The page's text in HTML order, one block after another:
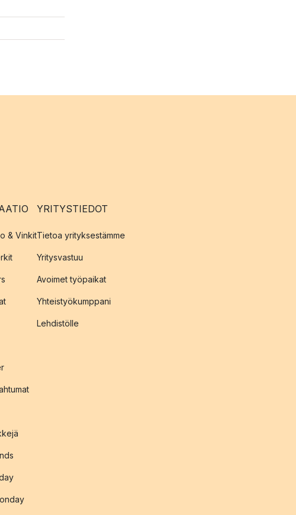
& Vinkit
YRITYSTIEDOT
Tietoa yrityksestämme
Yritysvastuu
Avoimet työpaikat
Yhteistyökumppani
Lehdistölle